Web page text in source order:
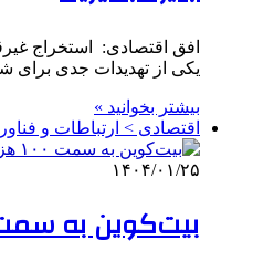
افق اقتصادی: استخراج
یکی از تهدیدات جدی برای
بیشتر بخوانید »
اقتصادی > ارتباطات و
۱۴۰۴/۰۱/۲۵
بیت‌کوین به سمت ۱۰۰ هزار دلار